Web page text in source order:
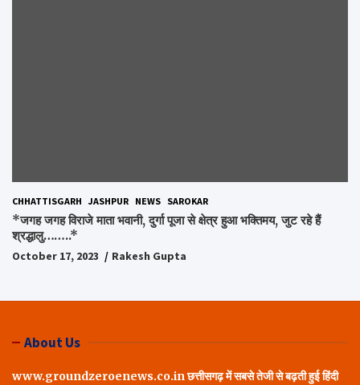
CHHATTISGARH JASHPUR NEWS SAROKAR
*जगह जगह विराजे माता भवानी, दुर्गा पूजा से क्षेत्र हुआ भक्तिमय, जुट रहे हैं
श्रद्धालु……..*
October 17, 2023 Rakesh Gupta
About Us
www.groundzeroenews.co.in छत्तीसगढ़ में सबसे तेजी से बढ़ती हुई हिंदी